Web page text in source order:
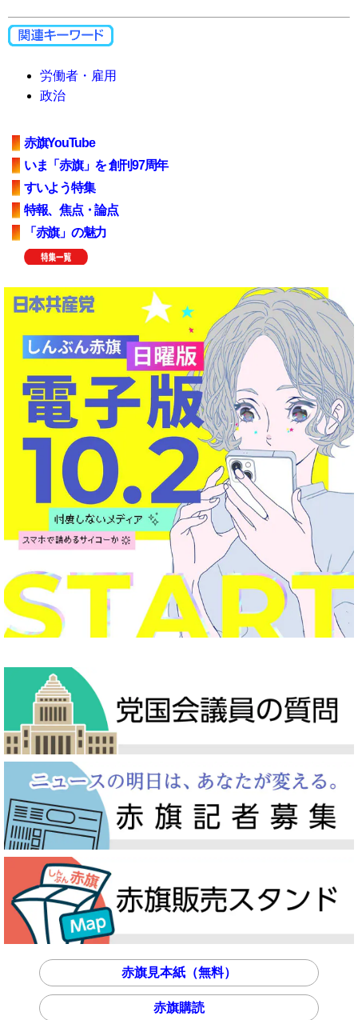
労働者・雇用
政治
赤旗YouTube
いま「赤旗」を 創刊97周年
すいよう特集
特報、焦点・論点
「赤旗」の魅力
赤旗見本紙（無料）
赤旗購読